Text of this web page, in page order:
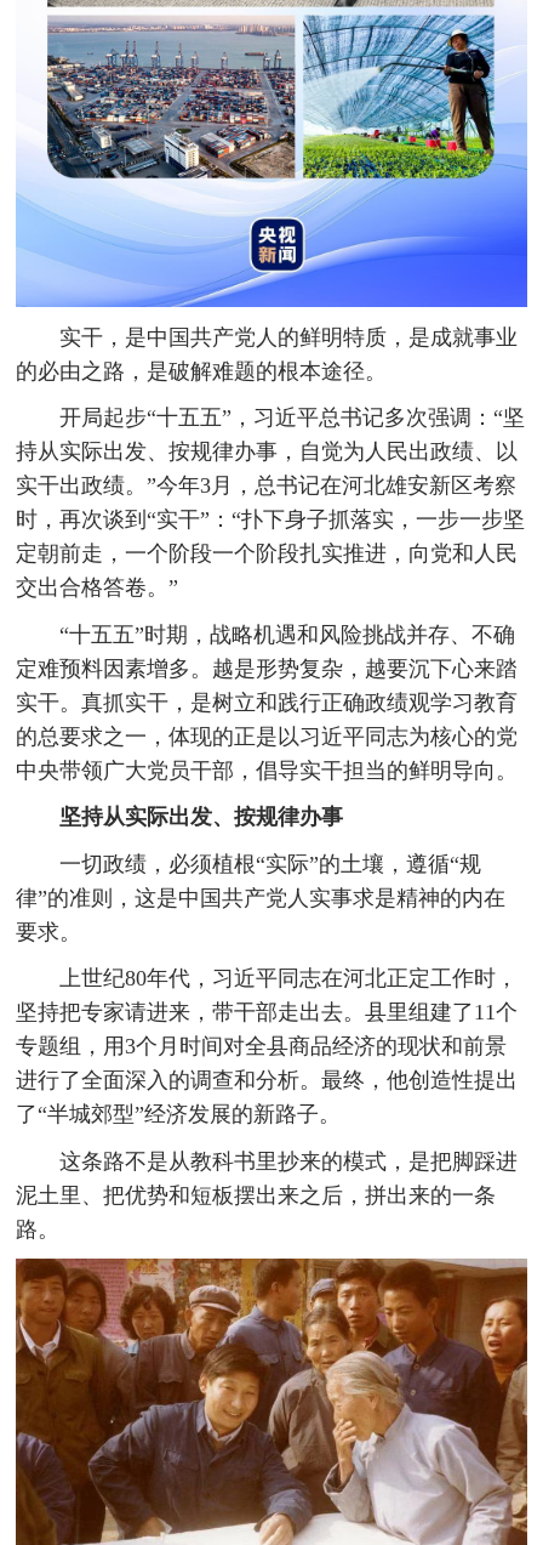
实干，是中国共产党人的鲜明特质，是成就事业
的必由之路，是破解难题的根本途径。
开局起步“十五五”，习近平总书记多次强调：“坚
持从实际出发、按规律办事，自觉为人民出政绩、以
实干出政绩。”今年3月，总书记在河北雄安新区考察
时，再次谈到“实干”：“扑下身子抓落实，一步一步坚
定朝前走，一个阶段一个阶段扎实推进，向党和人民
交出合格答卷。”
“十五五”时期，战略机遇和风险挑战并存、不确
定难预料因素增多。越是形势复杂，越要沉下心来踏
实干。真抓实干，是树立和践行正确政绩观学习教育
的总要求之一，体现的正是以习近平同志为核心的党
中央带领广大党员干部，倡导实干担当的鲜明导向。
坚持从实际出发、按规律办事
一切政绩，必须植根“实际”的土壤，遵循“规
律”的准则，这是中国共产党人实事求是精神的内在
要求。
上世纪80年代，习近平同志在河北正定工作时，
坚持把专家请进来，带干部走出去。县里组建了11个
专题组，用3个月时间对全县商品经济的现状和前景
进行了全面深入的调查和分析。最终，他创造性提出
了“半城郊型”经济发展的新路子。
这条路不是从教科书里抄来的模式，是把脚踩进
泥土里、把优势和短板摆出来之后，拼出来的一条
路。